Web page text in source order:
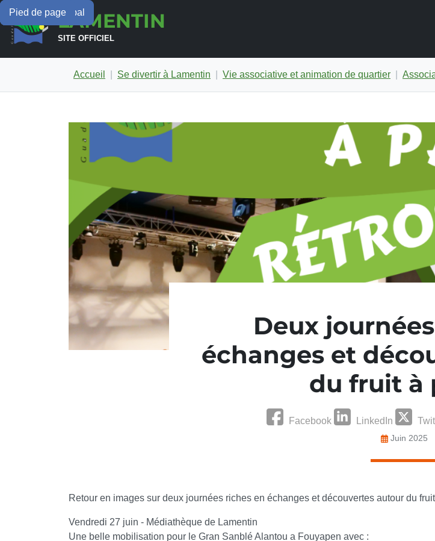
Menu principal
Contenu principal
Pied de pageLAMENTIN
SITE OFFICIEL
Accueil Se divertir à Lamentin Vie associative et animation de quartier
Deux
échanges et
du fruit à
Facebook LinkedIn
Juin 2025
Retour en images sur deux journées riches en échanges et découvertes autour du
Vendredi 27 juin - Médiathèque de Lamentin
Une belle mobilisation pour le Gran Sanblé Alantou a Fouyapen avec :